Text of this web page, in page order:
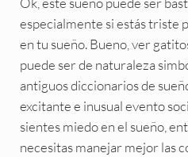
especialmente si estás triste
en tu sueño. Bueno, ver
puede ser de naturaleza
antiguos diccionarios de
excitante e inusual evento
sientes miedo en el sueño,
necesitas manejar mejor las